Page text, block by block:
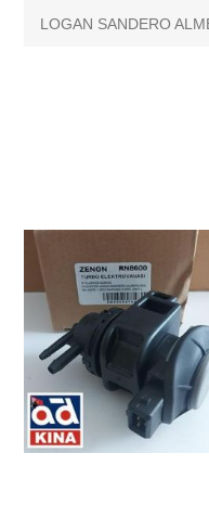
LOGAN SANDERO